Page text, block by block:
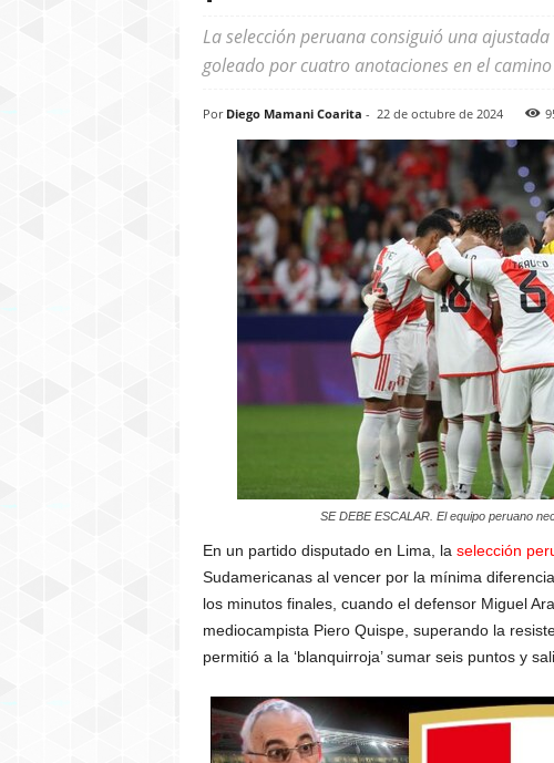
La selección peruana consiguió una
goleado por cuatro anotaciones en el
Por Diego Mamani Coarita - 22 de octubre de 2024
SE DEBE ESCALAR. El equipo peruano
En un partido disputado en Lima, la selección
Sudamericanas al vencer por la mínima
los minutos finales, cuando el defensor Miguel
mediocampista Piero Quispe, superando la
permitió a la ‘blanquirroja’ sumar seis puntos y